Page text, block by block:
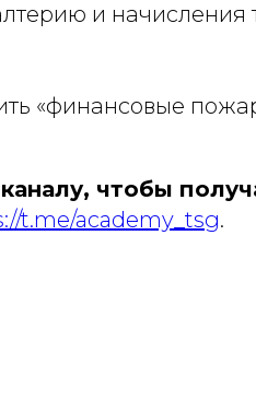
и начисления
«финансовые
чтобы
t.me/academy_tsg.